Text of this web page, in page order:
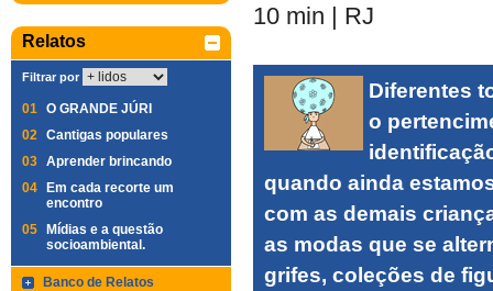
Relatos
Filtrar por
01 O GRANDE JÚRI
02 Cantigas populares
03 Aprender brincando
04
Em cada recorte um
encontro
05
Mídias e a questão
socioambiental.
Banco de Relatos
10 min RJ
Diferentes
o
quando ainda
com as demais
as modas que se
grifes, coleções de